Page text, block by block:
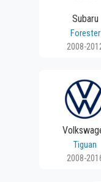
Subaru
Forester
2008-
Tiguan
2008-